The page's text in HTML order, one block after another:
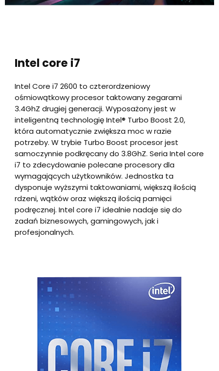
Intel core i7
Intel Core i7 2600 to czterordzeniowy
ośmiowątkowy procesor taktowany zegarami
3.4GhZ drugiej generacji. Wyposażony jest w
inteligentną technologię Intel® Turbo Boost 2.0,
która automatycznie zwiększa moc w razie
potrzeby. W trybie Turbo Boost procesor jest
samoczynnie podkręcany do 3.8GhZ. Seria Intel core
i7 to zdecydowanie polecane procesory dla
wymagających użytkowników. Jednostka ta
dysponuje wyższymi taktowaniami, większą ilością
rdzeni, wątków oraz większą ilością pamięci
podręcznej. Intel core i7 idealnie nadaje się do
zadań biznesowych, gamingowych, jak i
profesjonalnych.